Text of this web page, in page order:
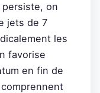
persiste, on
jets de 7
les
favorise
en fin de